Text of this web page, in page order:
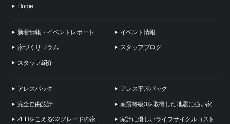
Home
新着情報・イベントレポート イベント情報
家づくりコラム スタッフブログ
スタッフ紹介
アレスパック アレス平屋パック
完全自由設計 耐震等級3を取得した地震に強い家
ZEHをこえるG2グレードの家 家計に優しいライフサイクルコスト